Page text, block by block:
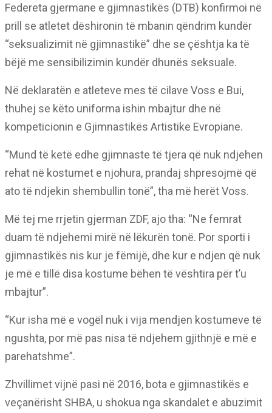
Federeta gjermane e gjimnastikës (DTB) konfirmoi në
prill se atletet dëshironin të mbanin qëndrim kundër
“seksualizimit në gjimnastikë” dhe se çështja ka të
bëjë me sensibilizimin kundër dhunës seksuale.
Në deklaratën e atleteve mes të cilave Voss e Bui,
thuhej se këto uniforma ishin mbajtur dhe në
kompeticionin e Gjimnastikës Artistike Evropiane.
“Mund të ketë edhe gjimnaste të tjera që nuk ndjehen
rehat në kostumet e njohura, prandaj shpresojmë që
ato të ndjekin shembullin tonë”, tha më herët Voss.
Më tej me rrjetin gjerman ZDF, ajo tha: “Ne femrat
duam të ndjehemi mirë në lëkurën tonë. Por sporti i
gjimnastikës nis kur je fëmijë, dhe kur e ndjen që nuk
je më e tillë disa kostume bëhen të vështira për t’u
mbajtur”.
“Kur isha më e vogël nuk i vija mendjen kostumeve të
ngushta, por më pas nisa të ndjehem gjithnjë e më e
parehatshme”.
Zhvillimet vijnë pasi në 2016, bota e gjimnastikës e
veçanërisht SHBA, u shokua nga skandalet e abuzimit